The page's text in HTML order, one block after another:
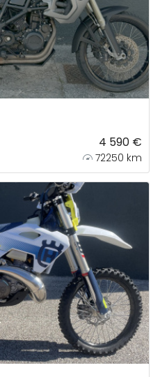
4 590 €
72250 km